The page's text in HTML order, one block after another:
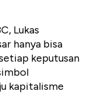
Lukas
hanya bisa
keputusan
kapitalisme